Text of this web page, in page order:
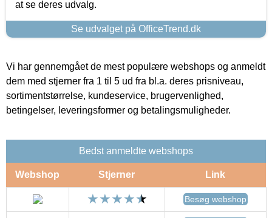
at se deres udvalg.
Se udvalget på OfficeTrend.dk
Vi har gennemgået de mest populære webshops og anmeldt
dem med stjerner fra 1 til 5 ud fra bl.a. deres prisniveau,
sortimentstørrelse, kundeservice, brugervenlighed,
betingelser, leveringsformer og betalingsmuligheder.
Bedst anmeldte webshops
Webshop Stjerner Link
Besøg webshop